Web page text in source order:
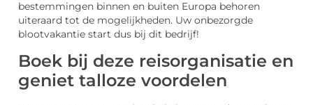
bestemmingen binnen en buiten Europa behoren
uiteraard tot de mogelijkheden. Uw onbezorgde
blootvakantie start dus bij dit bedrijf!
Boek bij deze reisorganisatie en
geniet talloze voordelen